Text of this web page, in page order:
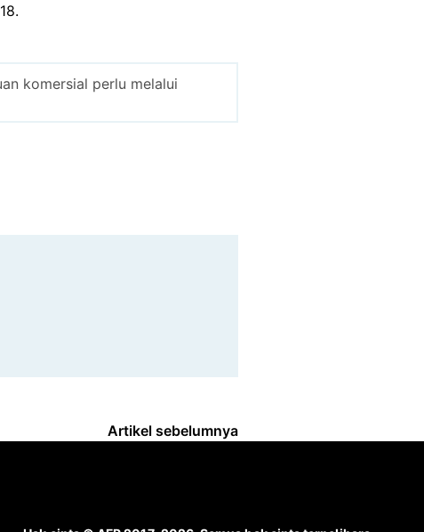
komersial perlu melalui
Artikel sebelumnya